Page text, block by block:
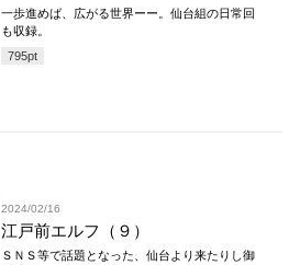
一歩進めば、広がる世界ーー。仙台組の日常回
も収録。
795pt
2024/02/16
江戸前エルフ（９）
ＳＮＳ等で話題となった、仙台より来たりし御